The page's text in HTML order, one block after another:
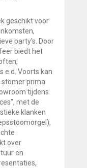
geschikt voor
party's. Door
biedt het
e.d. Voorts kan
prima
tijdens
met de
klanken
over
en